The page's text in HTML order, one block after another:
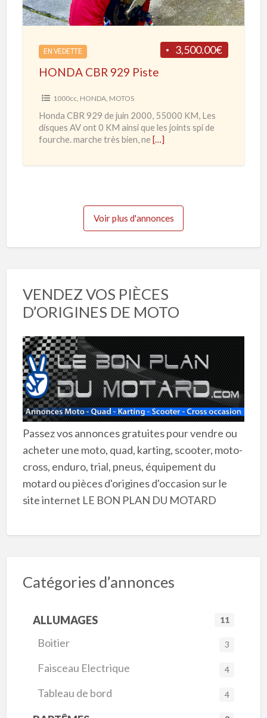
R
d
2
C
B
e
EN VEDETTE 3,500.00€
HONDA CBR 929 Piste
1000cc, HONDA, MOTOS
Honda CBR 929 de juin 2000, 55000 KM, Les
disques AV ont 0 KM ainsi que les joints spi de
fourche. marche très bien, ne […]
Voir plus d'annonces
VENDEZ VOS PIÈCES
D’ORIGINES DE MOTO
Passez vos annonces gratuites pour vendre ou
acheter une moto, quad, karting, scooter, moto-
cross, enduro, trial, pneus, équipement du
motard ou pièces d'origines d'occasion sur le
site internet LE BON PLAN DU MOTARD
Catégories d’annonces
ALLUMAGES 11
Boitier 3
Faisceau Electrique 4
Tableau de bord 4